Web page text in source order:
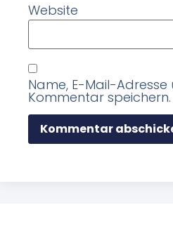
Website
Name, E-Mail-
Kommentar speichern.